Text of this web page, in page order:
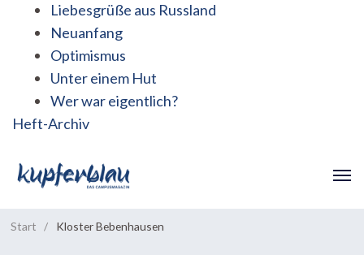
Liebesgrüße aus Russland
Neuanfang
Optimismus
Unter einem Hut
Wer war eigentlich?
Heft-Archiv
Start / Kloster Bebenhausen